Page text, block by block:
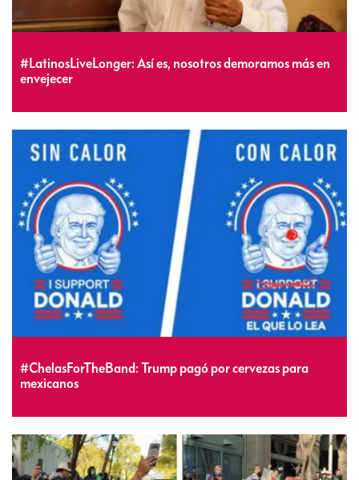
#LatinosLiveLonger: Así es, nosotros demoramos más en
envejecer
#ChelasForTheBand: Trump pagó por cervezas para
mexicanos